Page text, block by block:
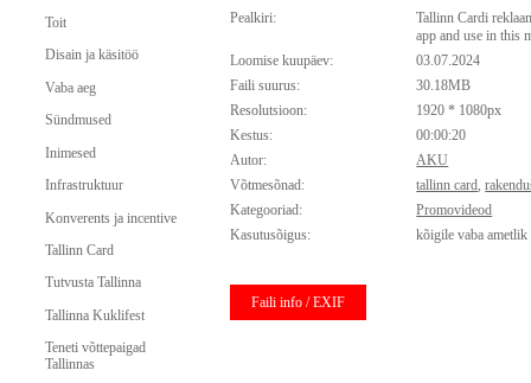
Toit
Disain ja käsitöö
Vaba aeg
Sündmused
Inimesed
Infrastruktuur
Konverents ja incentive
Tallinn Card
Tutvusta Tallinna
Tallinna Kuklifest
Teneti võttepaigad
Tallinnas
Pealkiri:
Tallinn Cardi
app and use in this
Loomise kuupäev:
03.07.2024
Faili suurus:
30.18MB
Resolutsioon:
1920 * 1080px
Kestus:
00:00:20
Autor:
AKU
Võtmesõnad:
tallinn card,
Kategooriad:
Promovideod
Kasutusõigus:
kõigile vaba
Faili info / EXIF